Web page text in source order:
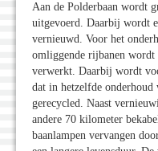
Aan de Polderbaan wordt
uitgevoerd. Daarbij wordt
vernieuwd. Voor het
omliggende rijbanen wordt
verwerkt. Daarbij wordt
dat in hetzelfde
gerecycled. Naast
andere 70 kilometer
baanlampen vervangen